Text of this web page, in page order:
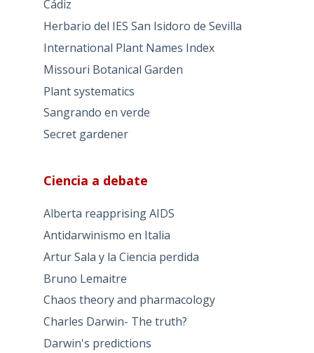
Cádiz
Herbario del IES San Isidoro de Sevilla
International Plant Names Index
Missouri Botanical Garden
Plant systematics
Sangrando en verde
Secret gardener
Ciencia a debate
Alberta reapprising AIDS
Antidarwinismo en Italia
Artur Sala y la Ciencia perdida
Bruno Lemaitre
Chaos theory and pharmacology
Charles Darwin- The truth?
Darwin's predictions